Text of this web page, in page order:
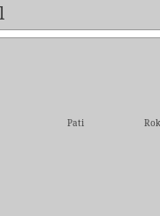
Pati